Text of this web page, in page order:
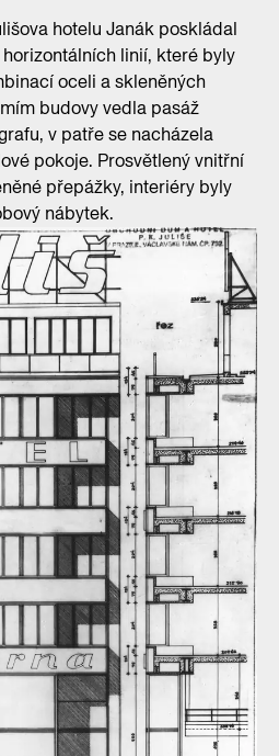
hotelu Janák poskládal
linií, které byly
oceli a skleněných
budovy vedla pasáž
v patře se nacházela
pokoje. Prosvětlený vnitřní
přepážky, interiéry byly
nábytek.